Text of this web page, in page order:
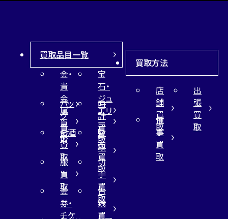
買取品目一覧
金・
貴
金
属
買
取
宝
石・
ジュ
エリ
ー
買
取
バッ
グ
買
取
時
計
買
取
お酒
買
取
財
布
買
取
服
買
取
切
手
買
取
金
券・
チケ
古
銭
買
買取方法
店
舗
買
取
出
張
買
取
催
事
買
取